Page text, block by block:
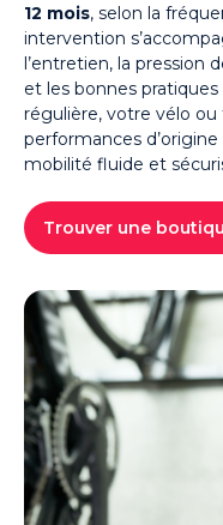
12 mois, selon la
intervention
l’entretien, la pression
et les bonnes
régulière, votre vélo
performances
mobilité fluide et
Trouver une